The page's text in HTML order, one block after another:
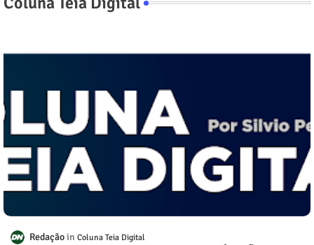
Redação Coluna Teia Digital